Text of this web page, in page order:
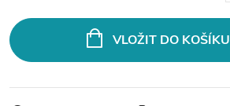
VLOŽIT DO KOŠÍKU